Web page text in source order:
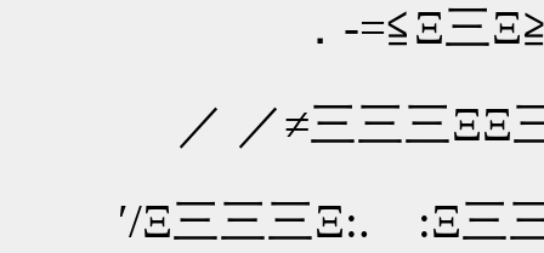
．-=≦Ξ三
／ ／≠三三三ΞΞ三
′/Ξ三三三Ξ:. :Ξ三